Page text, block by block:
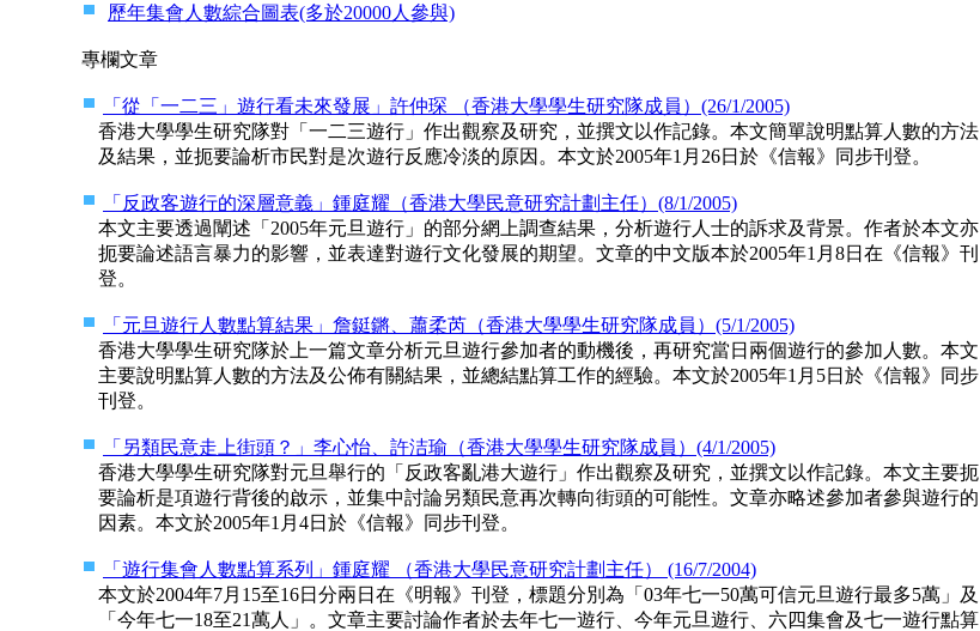
歷年集會人數綜合圖表(多於20000人參與)
專欄文章
「從「一二三」遊行看未來發展」許仲琛 （香港大學學生研究隊成員）(26/1/2005)
香港大學學生研究隊對「一二三遊行」作出觀察及研究，並撰文以作記錄。本文簡單說明點算人數的方法
及結果，並扼要論析市民對是次遊行反應冷淡的原因。本文於2005年1月26日於《信報》同步刊登。
「反政客遊行的深層意義」鍾庭耀（香港大學民意研究計劃主任）(8/1/2005)
本文主要透過闡述「2005年元旦遊行」的部分網上調查結果，分析遊行人士的訴求及背景。作者於本文亦
扼要論述語言暴力的影響，並表達對遊行文化發展的期望。文章的中文版本於2005年1月8日在《信報》刊
登。
「元旦遊行人數點算結果」詹鋌鏘、蕭柔芮（香港大學學生研究隊成員）(5/1/2005)
香港大學學生研究隊於上一篇文章分析元旦遊行參加者的動機後，再研究當日兩個遊行的參加人數。本文
主要說明點算人數的方法及公佈有關結果，並總結點算工作的經驗。本文於2005年1月5日於《信報》同步
刊登。
「另類民意走上街頭？」李心怡、許洁瑜（香港大學學生研究隊成員）(4/1/2005)
香港大學學生研究隊對元旦舉行的「反政客亂港大遊行」作出觀察及研究，並撰文以作記錄。本文主要扼
要論析是項遊行背後的啟示，並集中討論另類民意再次轉向街頭的可能性。文章亦略述參加者參與遊行的
因素。本文於2005年1月4日於《信報》同步刊登。
「遊行集會人數點算系列」鍾庭耀 （香港大學民意研究計劃主任） (16/7/2004)
本文於2004年7月15至16日分兩日在《明報》刊登，標題分別為「03年七一50萬可信元旦遊行最多5萬」及
「今年七一18至21萬人」。文章主要討論作者於去年七一遊行、今年元旦遊行、六四集會及七一遊行點算